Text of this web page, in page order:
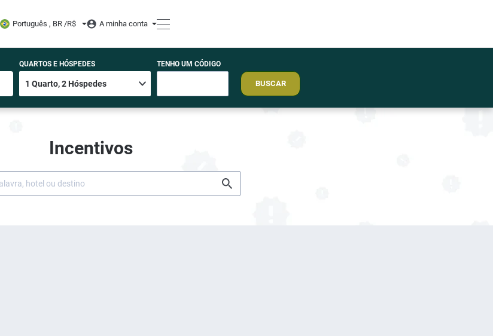
Português , BR /R$ A minha conta
QUARTOS E HÓSPEDES TENHO UM CÓDIGO
BUSCAR
Incentivos